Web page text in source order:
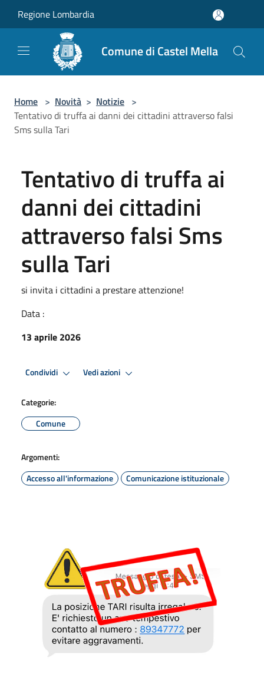
Regione Lombardia
Comune di Castel Mella
Home > Novità > Notizie >
Tentativo di truffa ai danni dei cittadini attraverso falsi
Sms sulla Tari
Tentativo di truffa ai
danni dei cittadini
attraverso falsi Sms
sulla Tari
si invita i cittadini a prestare attenzione!
Data :
13 aprile 2026
Condividi Vedi azioni
Categorie:
Comune
Argomenti:
Accesso all'informazione
Comunicazione istituzionale